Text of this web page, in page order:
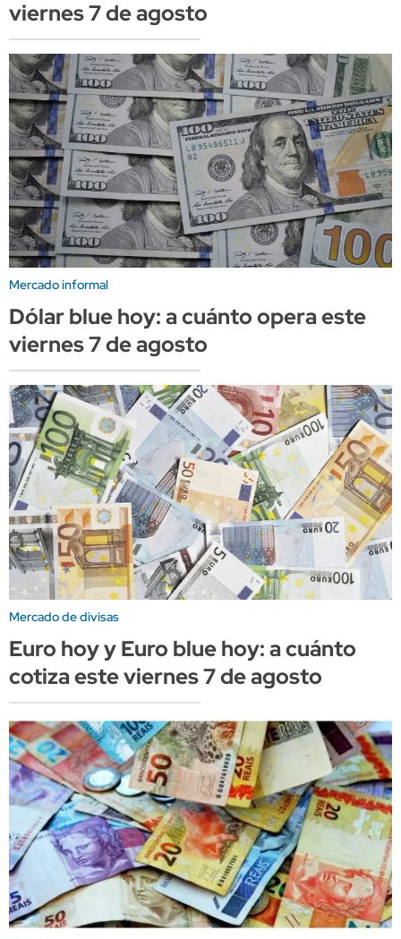
viernes 7 de agosto
Mercado informal
Dólar blue hoy: a cuánto opera este
viernes 7 de agosto
Mercado de divisas
Euro hoy y Euro blue hoy: a cuánto
cotiza este viernes 7 de agosto